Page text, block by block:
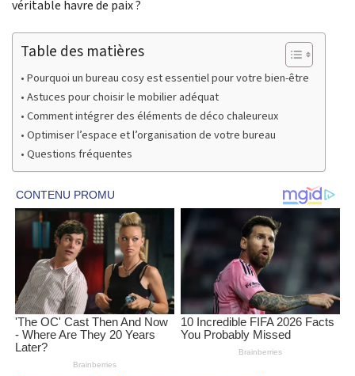
véritable havre de paix ?
Table des matières
Pourquoi un bureau cosy est essentiel pour votre bien-être
Astuces pour choisir le mobilier adéquat
Comment intégrer des éléments de déco chaleureux
Optimiser l’espace et l’organisation de votre bureau
Questions fréquentes